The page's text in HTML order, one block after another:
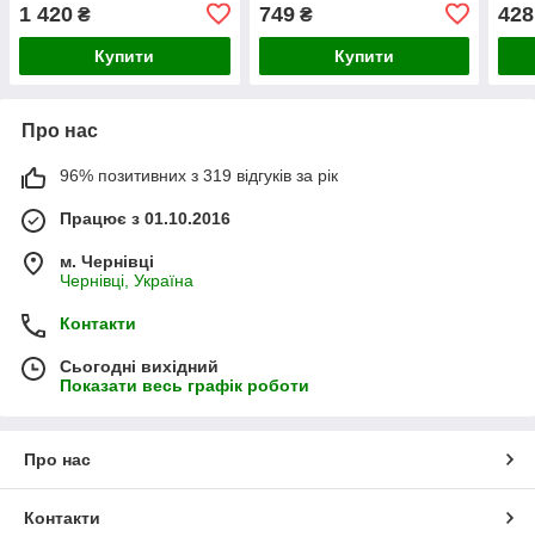
1 420 ₴
Купити
749₴
Купити
428
Про нас
96% позитивних з 319 відгуків за рік
Працює з 01.10.2016
м. Чернівці
Чернівці, Україна
Контакти
Сьогодні вихідний
Показати весь графік роботи
Про нас
Контакти